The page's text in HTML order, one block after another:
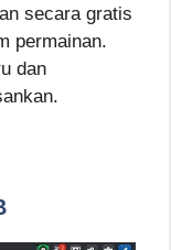
secara gratis
permainan.
dan